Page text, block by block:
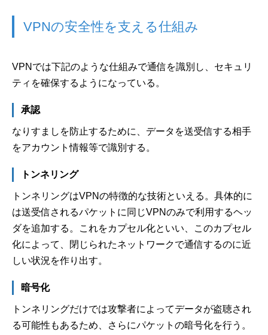
VPNの安全性を支える仕組み
VPNでは下記のような仕組みで通信を識別し、セキュリ
ティを確保するようになっている。
承認
なりすましを防止するために、データを送受信する相手
をアカウント情報等で識別する。
トンネリング
トンネリングはVPNの特徴的な技術といえる。具体的に
は送受信されるパケットに同じVPNのみで利用するヘッ
ダを追加する。これをカプセル化といい、このカプセル
化によって、閉じられたネットワークで通信するのに近
しい状況を作り出す。
暗号化
トンネリングだけでは攻撃者によってデータが盗聴され
る可能性もあるため、さらにパケットの暗号化を行う。